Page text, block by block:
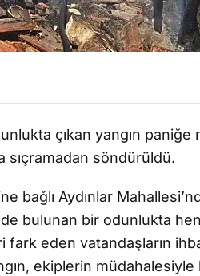
çıkan yangın paniğe
sıçramadan söndürüldü.
bağlı Aydınlar
bulunan bir odunlukta
fark eden vatandaşların
ekiplerin müdahalesiyle